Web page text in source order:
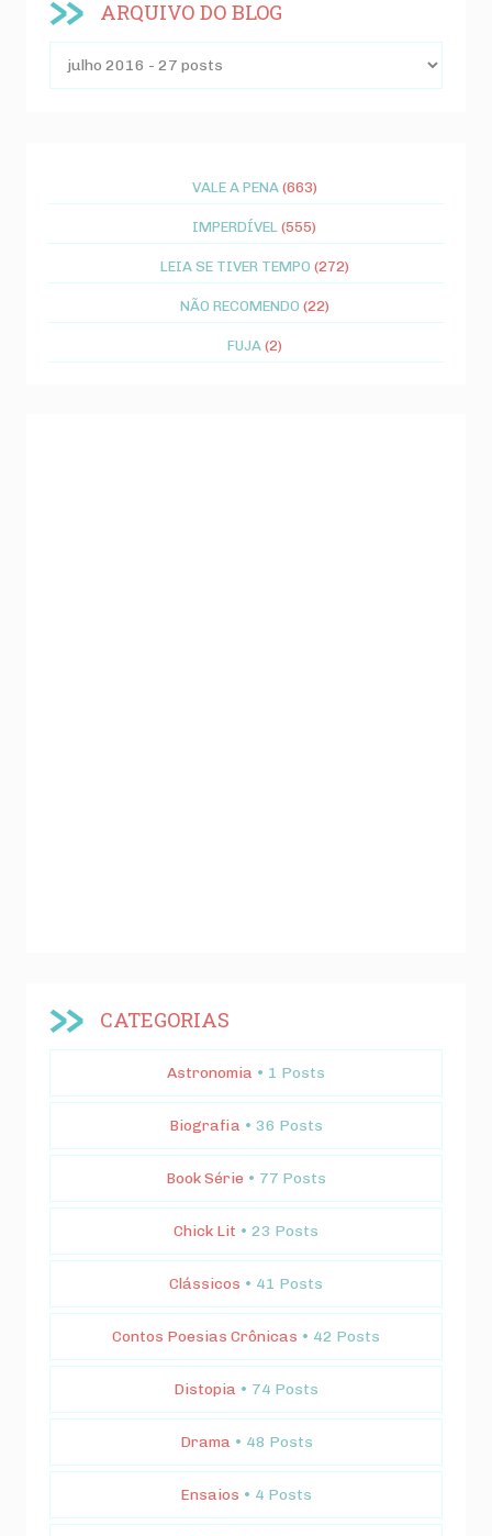
ARQUIVO DO BLOG
VALE A PENA (663)
IMPERDÍVEL (555)
LEIA SE TIVER TEMPO (272)
NÃO RECOMENDO (22)
FUJA (2)
CATEGORIAS
Astronomia • 1 Posts
Biografia • 36 Posts
Book Série • 77 Posts
Chick Lit • 23 Posts
Clássicos • 41 Posts
Contos Poesias Crônicas • 42 Posts
Distopia • 74 Posts
Drama • 48 Posts
Ensaios • 4 Posts